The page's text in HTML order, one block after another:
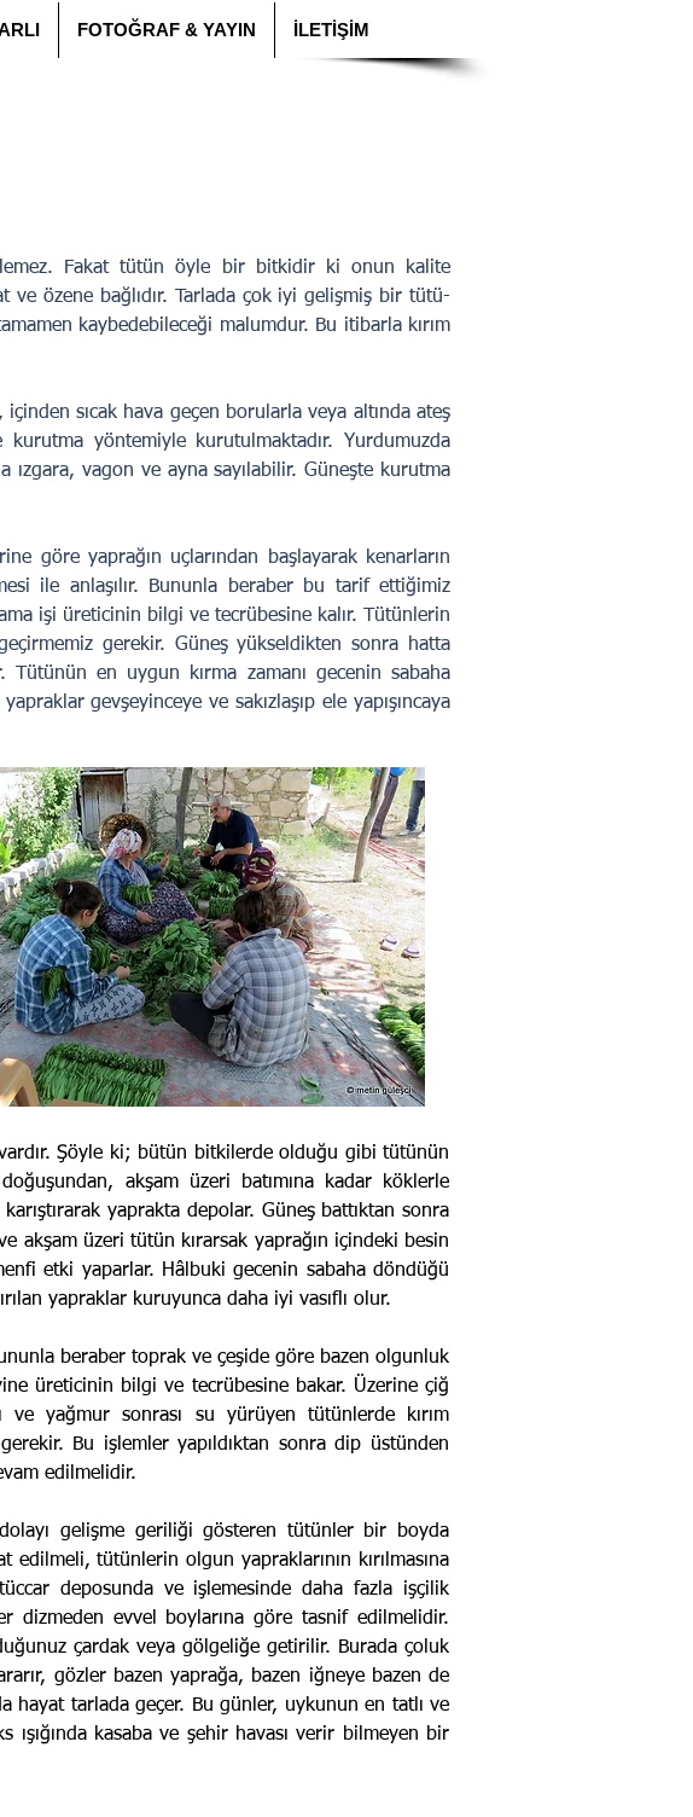
FOTOĞRAF & YAYIN İLETİŞİM
Fakat tütün öyle bir bitkidir ki onun kalite
ve özene bağlıdır. Tarlada çok iyi gelişmiş bir tütü­
kaybedebileceği malumdur. Bu itibarla kırım
sıcak hava geçen borularla veya altında ateş
yöntemiyle kurutulmaktadır. Yurdumuzda
ızgara, vagon ve ayna sayılabilir. Güneşte kurutma
göre yaprağın uçlarından başlayarak kenarların
ile anlaşılır. Bununla beraber bu tarif ettiğimiz
işi üreticinin bilgi ve tecrübesine kalır. Tütünlerin
gerekir. Güneş yükseldikten sonra hatta
en uygun kırma zamanı gecenin sabaha
gevşeyinceye ve sakızlaşıp ele yapışıncaya
Şöyle ki; bütün bitkilerde olduğu gibi tütünün
akşam üzeri batımına kadar köklerle
yaprakta depolar. Güneş battıktan sonra
akşam üzeri tütün kırarsak yaprağın içindeki besin
etki yaparlar. Hâlbuki gecenin sabaha döndüğü
yapraklar kuruyunca daha iyi vasıflı olur.
beraber toprak ve çeşide göre bazen olgunluk
üreticinin bilgi ve tecrübesine bakar. Üzerine çiğ
ve yağmur sonrası su yürüyen tütünlerde kırım
Bu işlemler yapıldıktan sonra dip üstünden
edilmelidir.
gelişme geriliği gösteren tütünler bir boyda
tütünlerin olgun yapraklarının kırılmasına
deposunda ve işlemesinde daha fazla işçilik
dizmeden evvel boylarına göre tasnif edilmelidir.
çardak veya gölgeliğe getirilir. Burada çoluk
gözler bazen yaprağa, bazen iğneye bazen de
hayat tarlada geçer. Bu günler, uykunun en tatlı ve
ışığında kasaba ve şehir havası verir bilmeyen bir